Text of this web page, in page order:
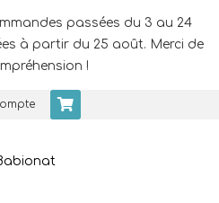
passées du 3 au 24
à partir du 25 août. Merci de
!